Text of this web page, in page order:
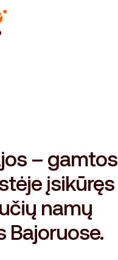
– gamtos
įsikūręs
namų
Bajoruose.